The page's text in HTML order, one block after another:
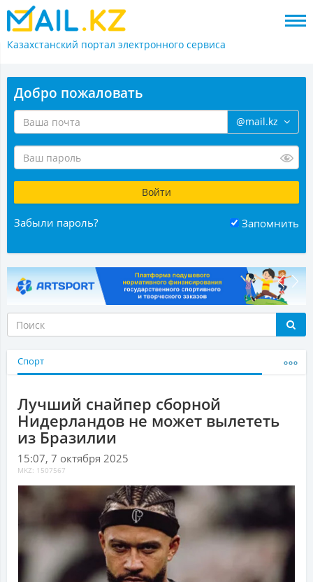
Казахстанский портал электронного сервиса
Добро пожаловать
@mail.kz
Забыли пароль? Запомнить
Спорт
Лучший снайпер сборной
Нидерландов не может вылететь
из Бразилии
15:07, 7 октября 2025
MKZ: 1507567